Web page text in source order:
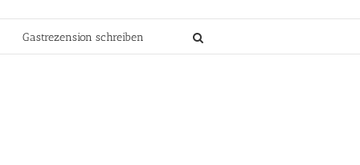
Gastrezension schreiben